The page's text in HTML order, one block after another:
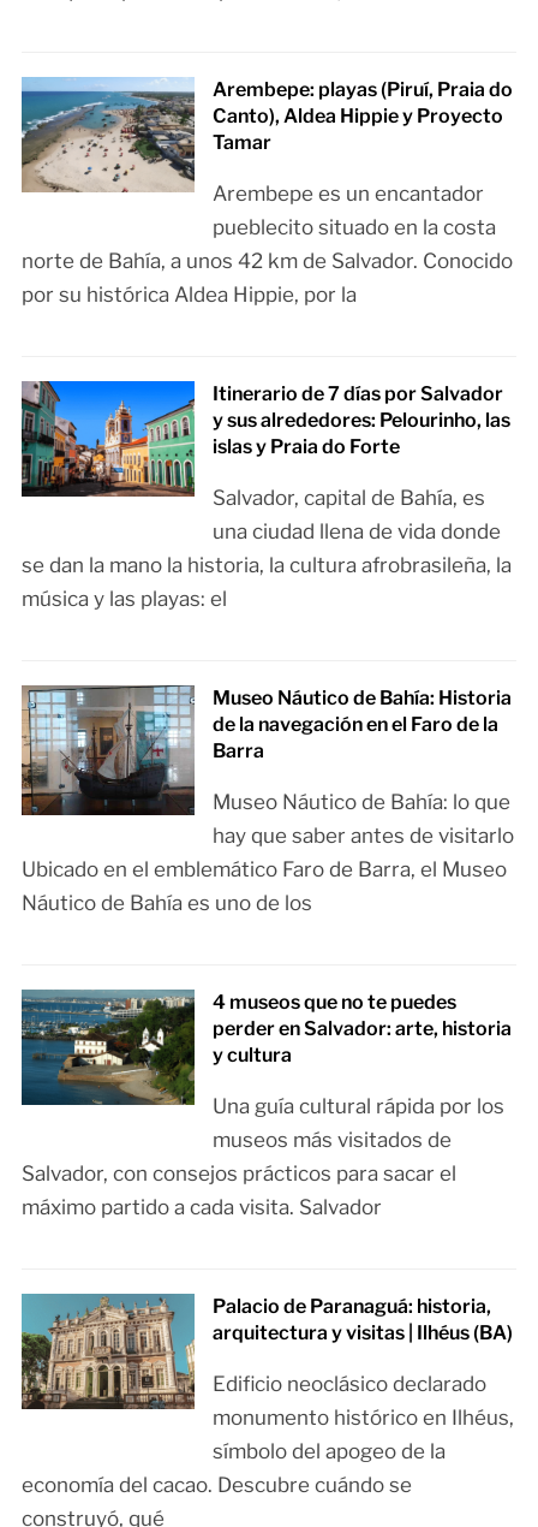
Arembepe: playas (Piruí, Praia do
Canto), Aldea Hippie y Proyecto
Tamar
Arembepe es un encantador
pueblecito situado en la costa
norte de Bahía, a unos 42 km de Salvador. Conocido
por su histórica Aldea Hippie, por la
Itinerario de 7 días por Salvador
y sus alrededores: Pelourinho, las
islas y Praia do Forte
Salvador, capital de Bahía, es
una ciudad llena de vida donde
se dan la mano la historia, la cultura afrobrasileña, la
música y las playas: el
Museo Náutico de Bahía: Historia
de la navegación en el Faro de la
Barra
Museo Náutico de Bahía: lo que
hay que saber antes de visitarlo
Ubicado en el emblemático Faro de Barra, el Museo
Náutico de Bahía es uno de los
4 museos que no te puedes
perder en Salvador: arte, historia
y cultura
Una guía cultural rápida por los
museos más visitados de
Salvador, con consejos prácticos para sacar el
máximo partido a cada visita. Salvador
Palacio de Paranaguá: historia,
arquitectura y visitas | Ilhéus (BA)
Edificio neoclásico declarado
monumento histórico en Ilhéus,
símbolo del apogeo de la
economía del cacao. Descubre cuándo se
construyó, qué